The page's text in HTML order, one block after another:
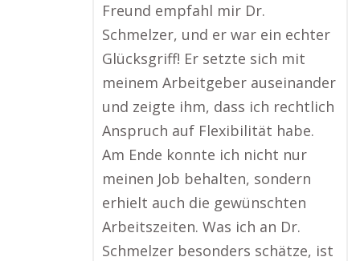
Freund empfahl mir Dr.
Schmelzer, und er war ein echter
Glücksgriff! Er setzte sich mit
meinem Arbeitgeber auseinander
und zeigte ihm, dass ich rechtlich
Anspruch auf Flexibilität habe.
Am Ende konnte ich nicht nur
meinen Job behalten, sondern
erhielt auch die gewünschten
Arbeitszeiten. Was ich an Dr.
Schmelzer besonders schätze, ist